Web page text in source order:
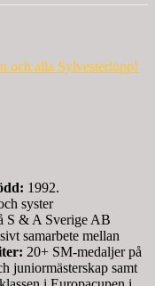
och alla Sylvesterlopp!
1992.
syster
S & A Sverige AB
samarbete mellan
20+ SM-medaljer på
juniormästerskap samt